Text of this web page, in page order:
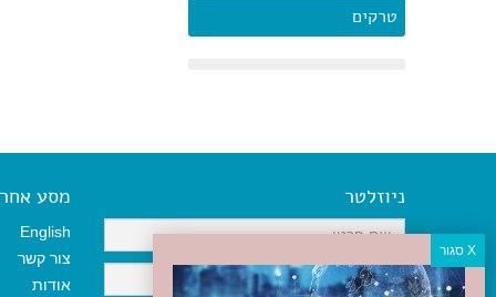
טרקים
ניוזלטר מסע אחר
English
צור קשר
אודות